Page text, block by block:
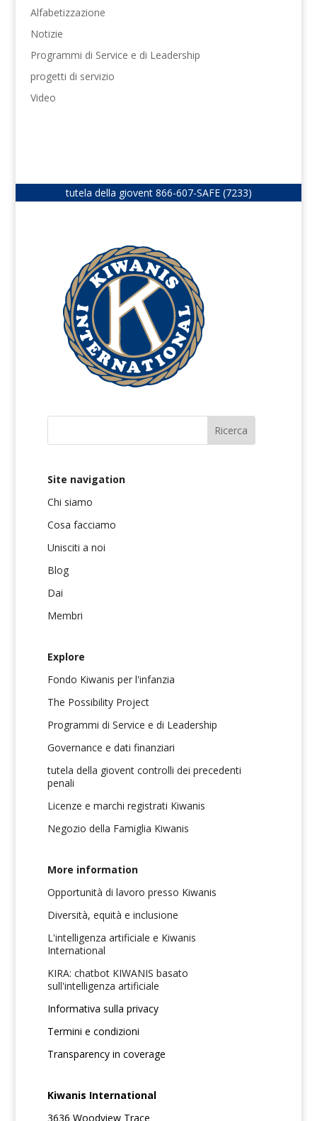
Alfabetizzazione
Notizie
Programmi di Service e di Leadership
progetti di servizio
Video
tutela della giovent 866-607-SAFE (7233)
Site navigation
Chi siamo
Cosa facciamo
Unisciti a noi
Blog
Dai
Membri
Explore
Fondo Kiwanis per l'infanzia
The Possibility Project
Programmi di Service e di Leadership
Governance e dati finanziari
tutela della giovent controlli dei precedenti
penali
Licenze e marchi registrati Kiwanis
Negozio della Famiglia Kiwanis
More information
Opportunità di lavoro presso Kiwanis
Diversità, equità e inclusione
L'intelligenza artificiale e Kiwanis
International
KIRA: chatbot KIWANIS basato
sull'intelligenza artificiale
Informativa sulla privacy
Termini e condizioni
Transparency in coverage
Kiwanis International
3636 Woodview Trace